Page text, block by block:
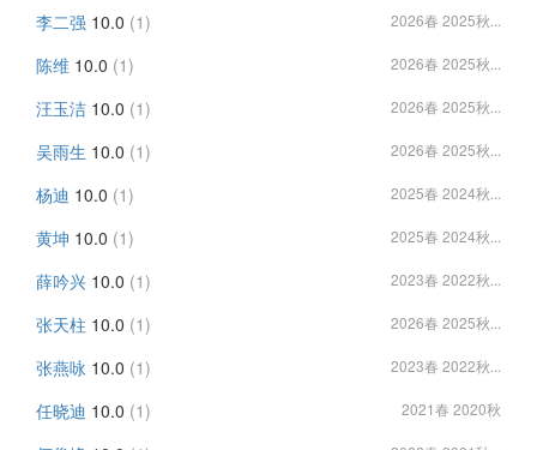
李二强 10.0 (1) 2026春 2025秋...
陈维 10.0 (1) 2026春 2025秋...
汪玉洁 10.0 (1) 2026春 2025秋...
吴雨生 10.0 (1) 2026春 2025秋...
杨迪 10.0 (1) 2025春 2024秋...
黄坤 10.0 (1) 2025春 2024秋...
薛吟兴 10.0 (1) 2023春 2022秋...
张天柱 10.0 (1) 2026春 2025秋...
张燕咏 10.0 (1) 2023春 2022秋...
任晓迪 10.0 (1) 2021春 2020秋